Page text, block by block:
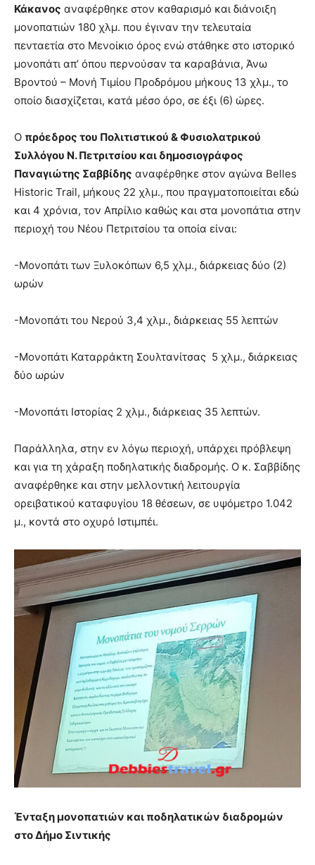
Κάκανος αναφέρθηκε στον καθαρισμό και διάνοιξη
μονοπατιών 180 χλμ. που έγιναν την τελευταία
πενταετία στο Μενοίκιο όρος ενώ στάθηκε στο ιστορικό
μονοπάτι απ’ όπου περνούσαν τα καραβάνια, Άνω
Βροντού – Μονή Τιμίου Προδρόμου μήκους 13 χλμ., το
οποίο διασχίζεται, κατά μέσο όρο, σε έξι (6) ώρες.
Ο πρόεδρος του Πολιτιστικού & Φυσιολατρικού
Συλλόγου Ν. Πετριτσίου και δημοσιογράφος
Παναγιώτης Σαββίδης αναφέρθηκε στον αγώνα Belles
Historic Trail, μήκους 22 χλμ., που πραγματοποιείται εδώ
και 4 χρόνια, τον Απρίλιο καθώς και στα μονοπάτια στην
περιοχή του Νέου Πετριτσίου τα οποία είναι:
-Μονοπάτι των Ξυλοκόπων 6,5 χλμ., διάρκειας δύο (2)
ωρών
-Μονοπάτι του Νερού 3,4 χλμ., διάρκειας 55 λεπτών
-Μονοπάτι Καταρράκτη Σουλτανίτσας 5 χλμ., διάρκειας
δύο ωρών
-Μονοπάτι Ιστορίας 2 χλμ., διάρκειας 35 λεπτών.
Παράλληλα, στην εν λόγω περιοχή, υπάρχει πρόβλεψη
και για τη χάραξη ποδηλατικής διαδρομής. Ο κ. Σαββίδης
αναφέρθηκε και στην μελλοντική λειτουργία
ορειβατικού καταφυγίου 18 θέσεων, σε υψόμετρο 1.042
μ., κοντά στο οχυρό Ιστιμπέι.
Ένταξη μονοπατιών και ποδηλατικών διαδρομών
στο Δήμο Σιντικής